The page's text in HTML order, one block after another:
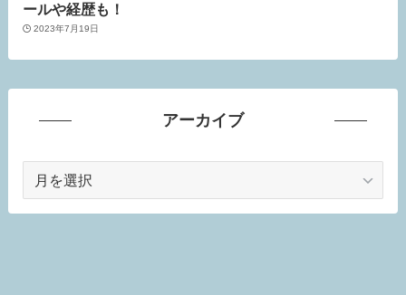
ールや経歴も！
2023年7月19日
アーカイブ
カ